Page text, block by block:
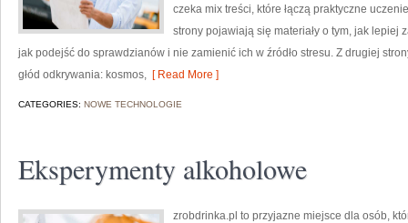
czeka mix treści, które łączą praktyczne
strony pojawiają się materiały o tym, jak lepiej
jak podejść do sprawdzianów i nie zamienić ich w źródło stresu. Z drugiej
głód odkrywania: kosmos, [ Read More ]
CATEGORIES: NOWE TECHNOLOGIE
Eksperymenty alkoholowe
zrobdrinka.pl to przyjazne miejsce dla osób,